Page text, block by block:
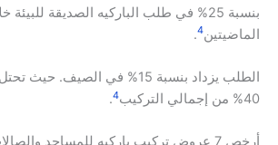
بنسبة 25% في طلب الباركيه الصديقة
الماضيتين4
.
الطلب يزداد بنسبة 15% في
40% من إجمالي التركيب
4
.
أرخص 7 عروض تركيب باركيه للمساجد